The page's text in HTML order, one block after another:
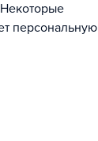
персональную